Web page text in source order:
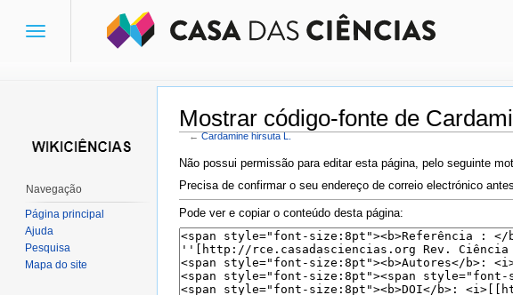
Mostrar código-fonte de
←Cardamine hirsuta L.
Não possui permissão para editar esta página, pelo seguinte
Precisa de confirmar o seu endereço de correio electrónico
Pode ver e copiar o conteúdo desta página:
Toggle
Navegação
Página principal
Ajuda
Pesquisa
Mapa do site